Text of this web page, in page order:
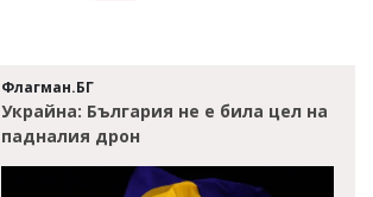
Флагман.БГ
Украйна: България не е била цел на
падналия дрон